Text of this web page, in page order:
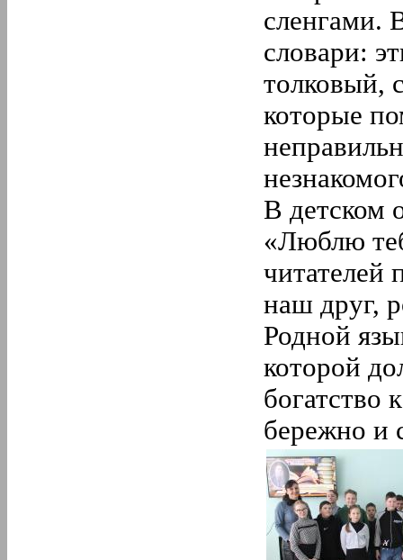
сленгами.
словари:
толковый,
которые
В детском
«Люблю
читателей
наш друг,
Родной
которой
богатство
бережно и